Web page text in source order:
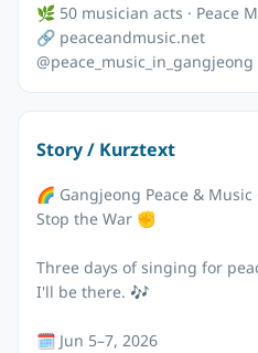
🌿 50 musician acts · Peace
🔗 peaceandmusic.net
@peace_music_in_gangjeong
Story / Kurztext
🌈 Gangjeong Peace & Music
Stop the War ✊
Three days of singing for
I'll be there. 🎶
🗓 Jun 5–7, 2026